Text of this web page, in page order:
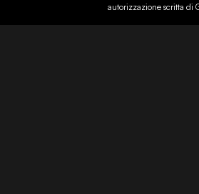
autorizzazione scritta di